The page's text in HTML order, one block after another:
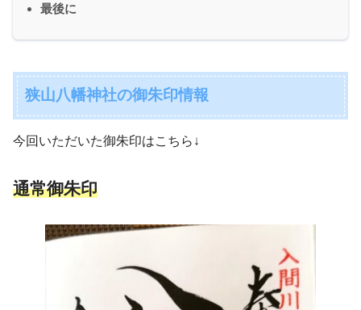
最後に
狭山八幡神社の御朱印情報
今回いただいた御朱印はこちら↓
通常御朱印